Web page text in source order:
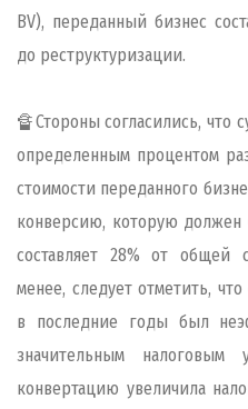
BV), переданный бизнес
до реструктуризации.
🔏Стороны согласились, что
определенным процентом
стоимости переданного
конверсию, которую должен
составляет 28% от общей
менее, следует отметить,
в последние годы был
значительным налоговым
конвертацию увеличила